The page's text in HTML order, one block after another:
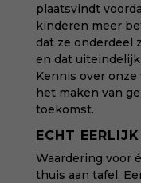
plaatsvindt
kinderen meer
dat ze onderdeel
en dat
Kennis over
het maken van
toekomst.
ECHT
Waardering voor
thuis aan tafel.